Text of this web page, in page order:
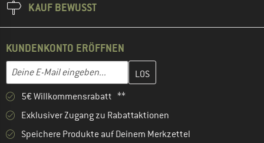
KAUF BEWUSST
KUNDENKONTO ERÖFFNEN
E-Mail-Adresse
Gib hier deine E-Mail-Adresse ein und erstelle im nächsten
5€ Willkommensrabatt **
Exklusiver Zugang zu Rabattaktionen
Speichere Produkte auf Deinem Merkzettel